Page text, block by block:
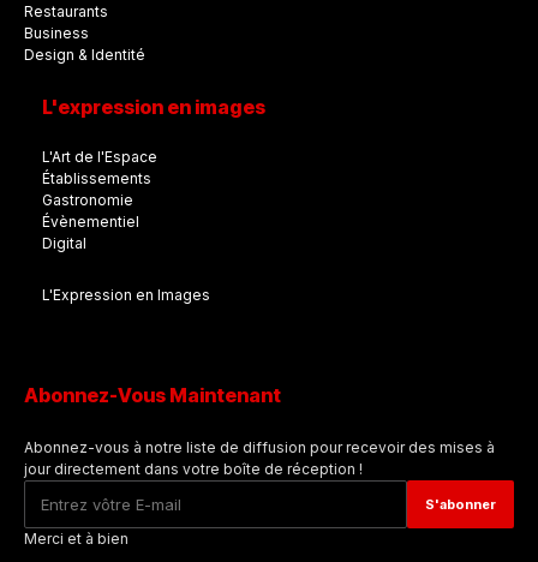
Restaurants
Business
Design & Identité
L'expression en images
L'Art de l'Espace
Établissements
Gastronomie
Évènementiel
Digital
L'Expression en Images
Abonnez-Vous Maintenant
Abonnez-vous à notre liste de diffusion pour recevoir des mises à
jour directement dans votre boîte de réception !
Merci et à bien